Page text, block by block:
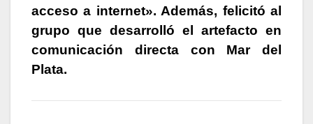
p
o
k
g
er
tir
acceso a internet». Además, felicitó al
grupo que desarrolló el artefacto en
comunicación directa con Mar del
Plata.